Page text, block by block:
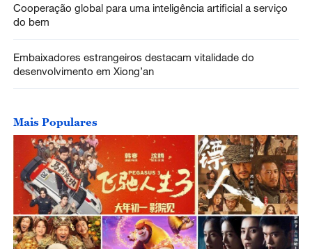
Cooperação global para uma inteligência artificial a serviço
do bem
Embaixadores estrangeiros destacam vitalidade do
desenvolvimento em Xiong’an
Mais Populares